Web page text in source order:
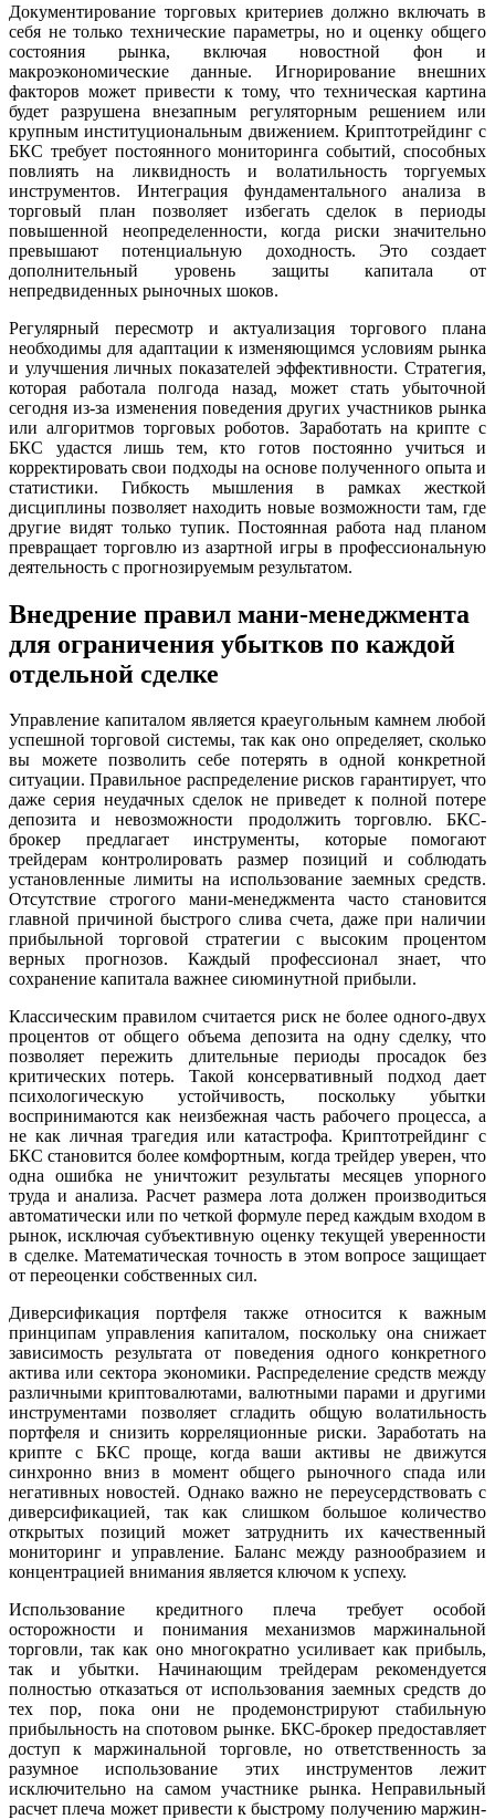
Документирование торговых критериев должно включать в
себя не только технические параметры, но и оценку общего
состояния рынка, включая новостной фон и
макроэкономические данные. Игнорирование внешних
факторов может привести к тому, что техническая картина
будет разрушена внезапным регуляторным решением или
крупным институциональным движением. Криптотрейдинг с
БКС требует постоянного мониторинга событий, способных
повлиять на ликвидность и волатильность торгуемых
инструментов. Интеграция фундаментального анализа в
торговый план позволяет избегать сделок в периоды
повышенной неопределенности, когда риски значительно
превышают потенциальную доходность. Это создает
дополнительный уровень защиты капитала от
непредвиденных рыночных шоков.
Регулярный пересмотр и актуализация торгового плана
необходимы для адаптации к изменяющимся условиям рынка
и улучшения личных показателей эффективности. Стратегия,
которая работала полгода назад, может стать убыточной
сегодня из-за изменения поведения других участников рынка
или алгоритмов торговых роботов. Заработать на крипте с
БКС удастся лишь тем, кто готов постоянно учиться и
корректировать свои подходы на основе полученного опыта и
статистики. Гибкость мышления в рамках жесткой
дисциплины позволяет находить новые возможности там, где
другие видят только тупик. Постоянная работа над планом
превращает торговлю из азартной игры в профессиональную
деятельность с прогнозируемым результатом.
Внедрение правил мани-менеджмента
для ограничения убытков по каждой
отдельной сделке
Управление капиталом является краеугольным камнем любой
успешной торговой системы, так как оно определяет, сколько
вы можете позволить себе потерять в одной конкретной
ситуации. Правильное распределение рисков гарантирует, что
даже серия неудачных сделок не приведет к полной потере
депозита и невозможности продолжить торговлю. БКС-
брокер предлагает инструменты, которые помогают
трейдерам контролировать размер позиций и соблюдать
установленные лимиты на использование заемных средств.
Отсутствие строгого мани-менеджмента часто становится
главной причиной быстрого слива счета, даже при наличии
прибыльной торговой стратегии с высоким процентом
верных прогнозов. Каждый профессионал знает, что
сохранение капитала важнее сиюминутной прибыли.
Классическим правилом считается риск не более одного-двух
процентов от общего объема депозита на одну сделку, что
позволяет пережить длительные периоды просадок без
критических потерь. Такой консервативный подход дает
психологическую устойчивость, поскольку убытки
воспринимаются как неизбежная часть рабочего процесса, а
не как личная трагедия или катастрофа. Криптотрейдинг с
БКС становится более комфортным, когда трейдер уверен, что
одна ошибка не уничтожит результаты месяцев упорного
труда и анализа. Расчет размера лота должен производиться
автоматически или по четкой формуле перед каждым входом в
рынок, исключая субъективную оценку текущей уверенности
в сделке. Математическая точность в этом вопросе защищает
от переоценки собственных сил.
Диверсификация портфеля также относится к важным
принципам управления капиталом, поскольку она снижает
зависимость результата от поведения одного конкретного
актива или сектора экономики. Распределение средств между
различными криптовалютами, валютными парами и другими
инструментами позволяет сгладить общую волатильность
портфеля и снизить корреляционные риски. Заработать на
крипте с БКС проще, когда ваши активы не движутся
синхронно вниз в момент общего рыночного спада или
негативных новостей. Однако важно не переусердствовать с
диверсификацией, так как слишком большое количество
открытых позиций может затруднить их качественный
мониторинг и управление. Баланс между разнообразием и
концентрацией внимания является ключом к успеху.
Использование кредитного плеча требует особой
осторожности и понимания механизмов маржинальной
торговли, так как оно многократно усиливает как прибыль,
так и убытки. Начинающим трейдерам рекомендуется
полностью отказаться от использования заемных средств до
тех пор, пока они не продемонстрируют стабильную
прибыльность на спотовом рынке. БКС-брокер предоставляет
доступ к маржинальной торговле, но ответственность за
разумное использование этих инструментов лежит
исключительно на самом участнике рынка. Неправильный
расчет плеча может привести к быстрому получению маржин-